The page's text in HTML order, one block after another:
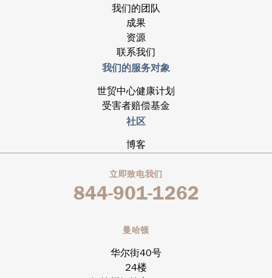
我们的团队
成果
资源
联系我们
我们的服务对象
世贸中心健康计划
受害者赔偿基金
社区
博客
立即致电我们
844-901-1262
曼哈顿
华尔街40号
24楼